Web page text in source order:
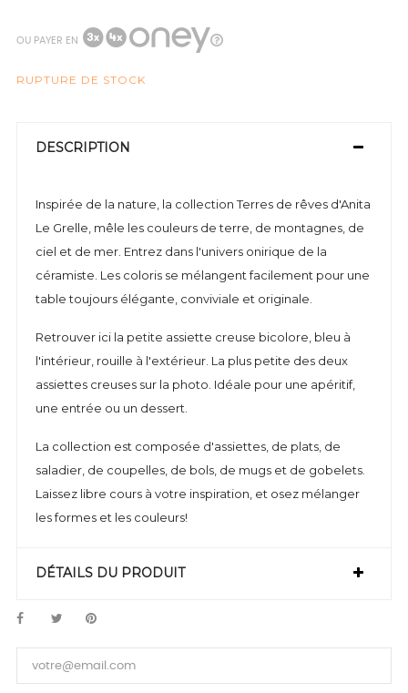
OU PAYER EN
RUPTURE DE STOCK
DESCRIPTION
Inspirée de la nature, la collection Terres de rêves d'Anita
Le Grelle, mêle les couleurs de terre, de montagnes, de
ciel et de mer. Entrez dans l'univers onirique de la
céramiste. Les coloris se mélangent facilement pour une
table toujours élégante, conviviale et originale.
Retrouver ici la petite assiette creuse bicolore, bleu à
l'intérieur, rouille à l'extérieur. La plus petite des deux
assiettes creuses sur la photo. Idéale pour une apéritif,
une entrée ou un dessert.
La collection est composée d'assiettes, de plats, de
saladier, de coupelles, de bols, de mugs et de gobelets.
Laissez libre cours à votre inspiration, et osez mélanger
les formes et les couleurs!
DÉTAILS DU PRODUIT